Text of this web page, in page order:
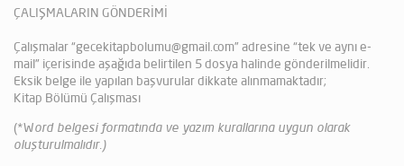
ÇALIŞMALARIN GÖNDERİMİ
Çalışmalar “gecekitapbolumu@gmail.com” adresine “tek ve aynı e-
mail” içerisinde aşağıda belirtilen 5 dosya halinde gönderilmelidir.
Eksik belge ile yapılan başvurular dikkate alınmamaktadır;
Kitap Bölümü Çalışması
(*Word belgesi formatında ve yazım kurallarına uygun olarak
oluşturulmalıdır.)